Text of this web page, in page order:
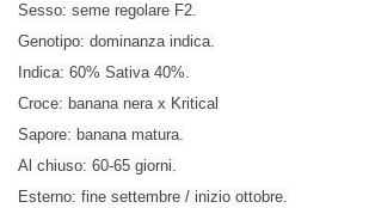
Sesso: seme regolare F2.
Genotipo: dominanza indica.
Indica: 60% Sativa 40%.
Croce: banana nera x Kritical
Sapore: banana matura.
Al chiuso: 60-65 giorni.
Esterno: fine settembre / inizio ottobre.